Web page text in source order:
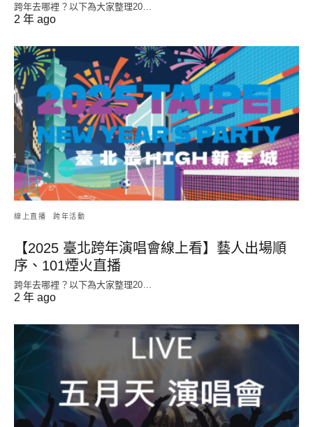
跨年去哪裡？以下為大家整理20...
2 年 ago
線上直播 跨年活動
【2025 臺北跨年演唱會線上看】藝人出場順
序、101煙火直播
跨年去哪裡？以下為大家整理20...
2 年 ago